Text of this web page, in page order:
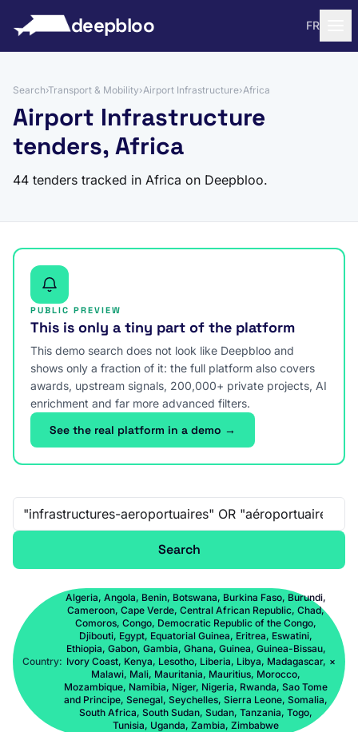
deepbloo FR
Search›Transport & Mobility›Airport Infrastructure›Africa
Airport Infrastructure
tenders, Africa
44 tenders tracked in Africa on Deepbloo.
PUBLIC PREVIEW
This is only a tiny part of the platform
This demo search does not look like Deepbloo and
shows only a fraction of it: the full platform also covers
awards, upstream signals, 200,000+ private projects, AI
enrichment and far more advanced filters.
See the real platform in a demo →
Free-text search
Search
Country:
Algeria, Angola, Benin, Botswana, Burkina Faso, Burundi,
Cameroon, Cape Verde, Central African Republic, Chad,
Comoros, Congo, Democratic Republic of the Congo,
Djibouti, Egypt, Equatorial Guinea, Eritrea, Eswatini,
Ethiopia, Gabon, Gambia, Ghana, Guinea, Guinea-Bissau,
Ivory Coast, Kenya, Lesotho, Liberia, Libya, Madagascar,
Malawi, Mali, Mauritania, Mauritius, Morocco,
Mozambique, Namibia, Niger, Nigeria, Rwanda, Sao Tome
and Principe, Senegal, Seychelles, Sierra Leone, Somalia,
South Africa, South Sudan, Sudan, Tanzania, Togo,
Tunisia, Uganda, Zambia, Zimbabwe
×